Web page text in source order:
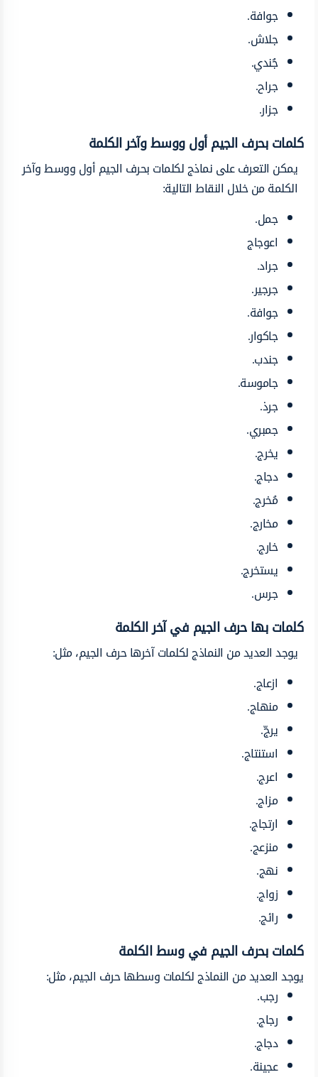
جوافة.
جلاش.
جُندي.
جراح.
جزار.
كلمات بحرفالجيم أول ووسط وآخر الكلمة
يمكن التعرف على نماذج لكلمات بحرف الجيم أول ووسط وآخر
الكلمةمن خلال النقاط التالية:
جمل.
اعوجاج
جراد.
جرجير.
جوافة.
جاكوار.
جندب.
جاموسة.
جرذ.
جمبري.
يخرج.
دجاج.
مُخرج.
مخارج.
خارج.
يستخرج.
جرس.
كلماتبها حرف الجيم في آخر الكلمة
يوجد العديد من النماذج لكلمات آخرها حرف الجيم، مثل:
ازعاج.
منهاج.
يرجّ.
استنتاج.
اعرج.
مزاج.
ارتجاج.
منزعج.
نهج.
زواج.
رائج.
كلمات بحرفالجيم في وسط الكلمة
يوجد العديد من النماذج لكلمات وسطها حرف الجيم، مثل:
رجب.
رجاج.
دجاج.
عجينة.